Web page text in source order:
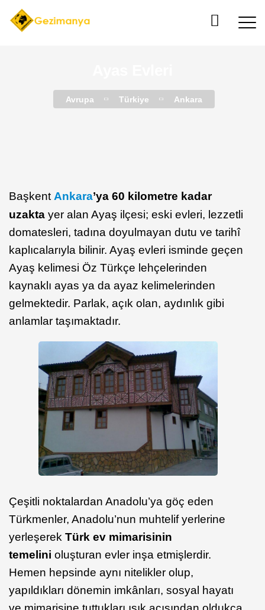
Avrupa Türkiye Ankara
Başkent Ankara’ya 60 kilometre kadar
uzakta yer alan Ayaş ilçesi; eski evleri, lezzetli
domatesleri, tadına doyulmayan dutu ve tarihî
kaplıcalarıyla bilinir. Ayaş evleri isminde geçen
Ayaş kelimesi Öz Türkçe lehçelerinden
kaynaklı ayas ya da ayaz kelimelerinden
gelmektedir. Parlak, açık olan, aydınlık gibi
anlamlar taşımaktadır.
Çeşitli noktalardan Anadolu’ya göç eden
Türkmenler, Anadolu’nun muhtelif yerlerine
yerleşerek Türk ev mimarisinin
temelini oluşturan evler inşa etmişlerdir.
Hemen hepsinde aynı nitelikler olup,
yapıldıkları dönemin imkânları, sosyal hayatı